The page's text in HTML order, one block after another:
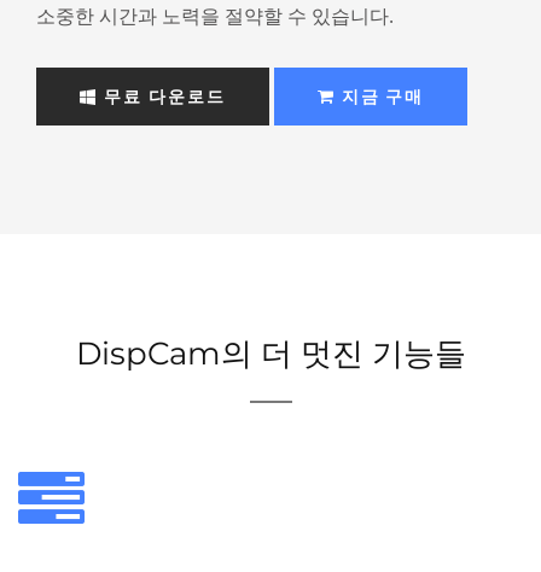
소중한 시간과 노력을 절약할 수 있습니다.
무료 다운로드 지금 구매
DispCam의 더 멋진 기능들